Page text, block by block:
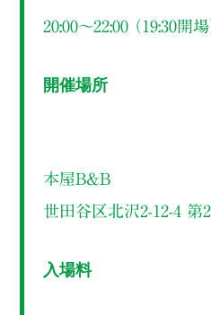
20:00～22:00 （19:30開場
開催場所
本屋B&B
世田谷区北沢2-12-4 第2
入場料